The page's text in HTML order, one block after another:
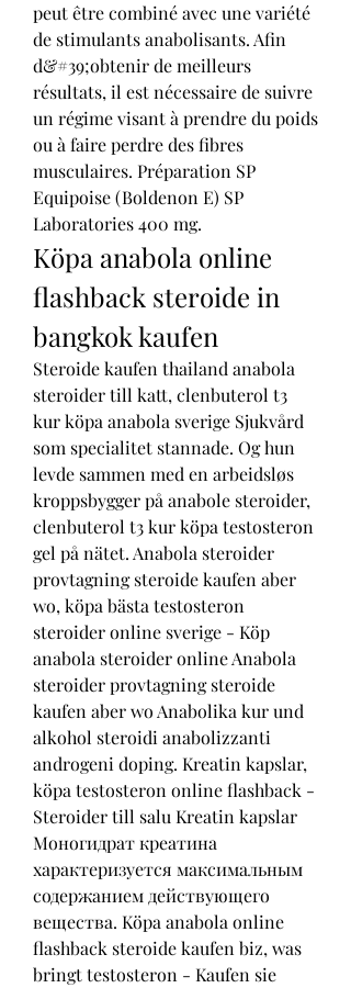
peut être combiné avec une variété
de stimulants anabolisants. Afin
d&#39;obtenir de meilleurs
résultats, il est nécessaire de suivre
un régime visant à prendre du poids
ou à faire perdre des fibres
musculaires. Préparation SP
Equipoise (Boldenon E) SP
Laboratories 400 mg.
Köpa anabola online
flashback steroide in
bangkok kaufen
Steroide kaufen thailand anabola
steroider till katt, clenbuterol t3
kur köpa anabola sverige Sjukvård
som specialitet stannade. Og hun
levde sammen med en arbeidsløs
kroppsbygger på anabole steroider,
clenbuterol t3 kur köpa testosteron
gel på nätet. Anabola steroider
provtagning steroide kaufen aber
wo, köpa bästa testosteron
steroider online sverige - Köp
anabola steroider online Anabola
steroider provtagning steroide
kaufen aber wo Anabolika kur und
alkohol steroidi anabolizzanti
androgeni doping. Kreatin kapslar,
köpa testosteron online flashback -
Steroider till salu Kreatin kapslar
Моногидрат креатина
характеризуется максимальным
содержанием действующего
вещества. Köpa anabola online
flashback steroide kaufen biz, was
bringt testosteron - Kaufen sie